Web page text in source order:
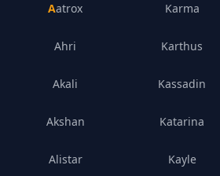
Aatrox
Ahri
Akali
Akshan
Alistar
Karma
Karthus
Kassadin
Katarina
Kayle